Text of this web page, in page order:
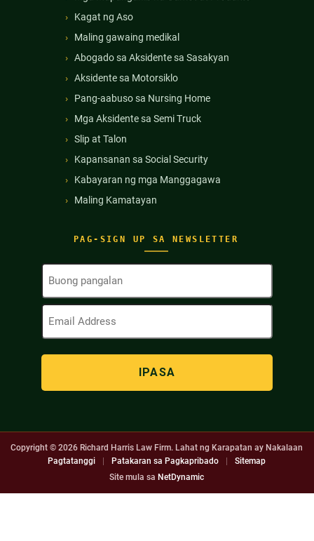
PAG-SIGN UP SA NEWSLETTER
Buong
(Kinakailangan)
Email
(Kinakailangan)
Kagat ng Aso
Maling gawaing medikal
Abogado sa Aksidente sa Sasakyan
Aksidente sa Motorsiklo
Pang-aabuso sa Nursing Home
Mga Aksidente sa Semi Truck
Slip at Talon
Kapansanan sa Social Security
Kabayaran ng mga Manggagawa
Maling Kamatayan
Copyright © 2026 Richard Harris Law Firm. Lahat ng Karapatan ay Nakalaan
Pagtatanggi
Patakaran sa Pagkapribado
Sitemap
Site mula sa NetDynamic